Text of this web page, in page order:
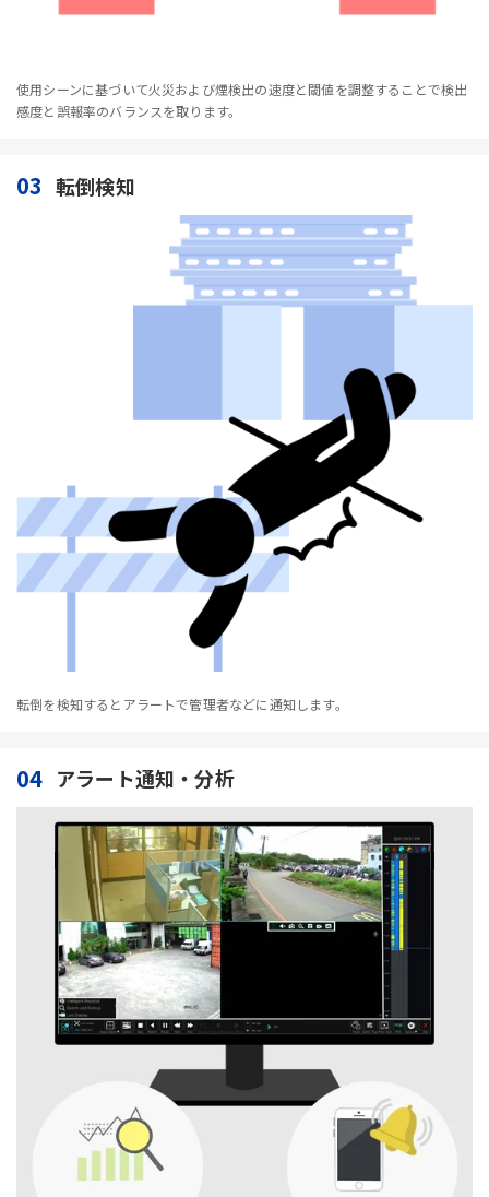
使用シーンに基づいて火災および煙検出の速度と閾値を調整することで検出
感度と誤報率のバランスを取ります。
03 転倒検知
転倒を検知するとアラートで管理者などに通知します。
04 アラート通知・分析